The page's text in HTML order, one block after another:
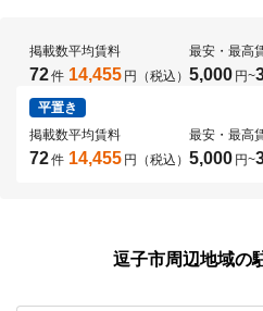
掲載数
72件
平均賃料
14,455 円（税込）
最安・最高
5,000 円~
平置き
掲載数
72件
平均賃料
14,455 円（税込）
最安・最高
5,000 円~
逗子市周辺地域の